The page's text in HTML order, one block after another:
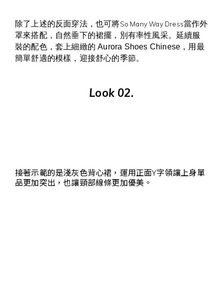
除了上述的反面穿法，也可將So Many Way Dress當作外
罩來搭配，自然垂下的裙擺，別有率性風采。延續服
裝的配色，套上細緻的 Aurora Shoes Chinese，用最
簡單舒適的模樣，迎接舒心的季節。
Look 02.
接著示範的是淺灰色背心裙，運用正面Y字領讓上身單
品更加突出，也讓頸部線條更加優美。